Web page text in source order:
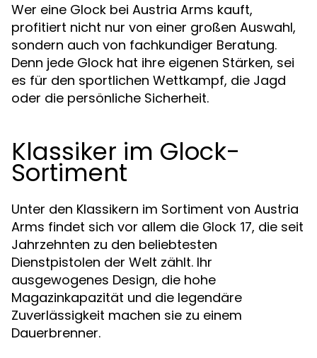
Wer eine Glock bei Austria Arms kauft,
profitiert nicht nur von einer großen Auswahl,
sondern auch von fachkundiger Beratung.
Denn jede Glock hat ihre eigenen Stärken, sei
es für den sportlichen Wettkampf, die Jagd
oder die persönliche Sicherheit.
Klassiker im Glock-
Sortiment
Unter den Klassikern im Sortiment von Austria
Arms findet sich vor allem die Glock 17, die seit
Jahrzehnten zu den beliebtesten
Dienstpistolen der Welt zählt. Ihr
ausgewogenes Design, die hohe
Magazinkapazität und die legendäre
Zuverlässigkeit machen sie zu einem
Dauerbrenner.